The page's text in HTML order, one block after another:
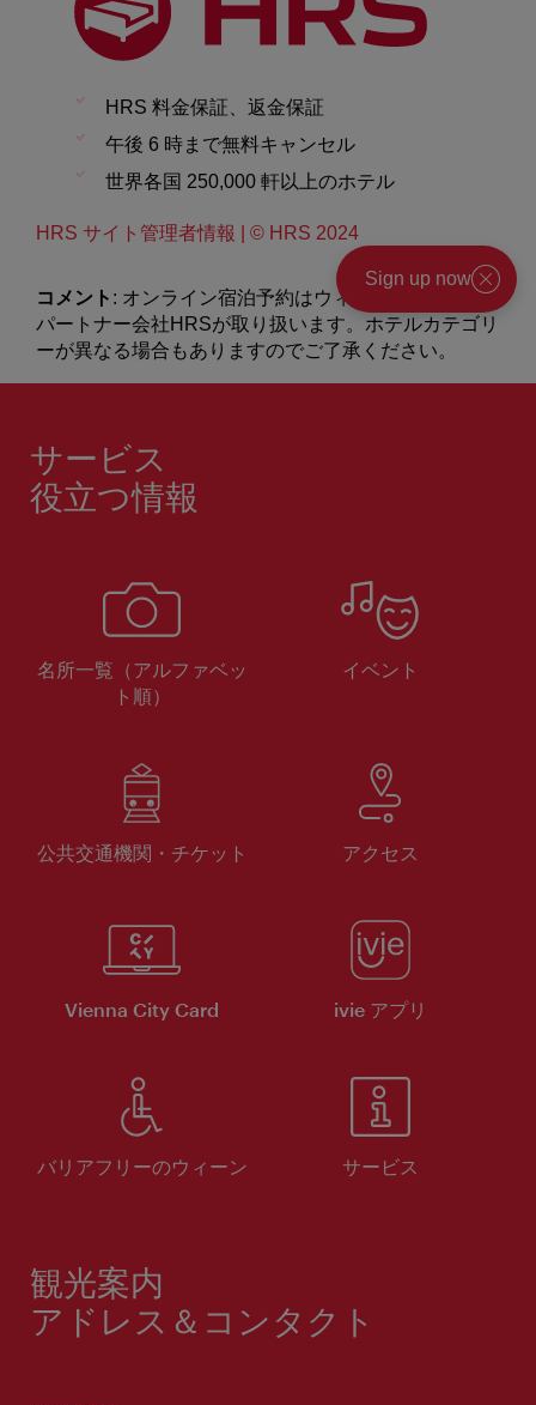
HRS 料金保証、返金保証
午後 6 時まで無料キャンセル
世界各国 250,000 軒以上のホテル
HRS サイト管理者情報 | © HRS 2024
コメント : オンライン宿泊予約はウィーン市観光局の
パートナー会社HRSが取り扱います。ホテルカテゴリ
ーが異なる場合もありますのでご了承ください。
Sign up now
閉
じ
サービス
役立つ情報
名所一覧（アルファベッ
ト順）
イベント
公共交通機関・チケット アクセス
Vienna City Card ivie アプリ
バリアフリーのウィーン サービス
観光案内
アドレス＆コンタクト